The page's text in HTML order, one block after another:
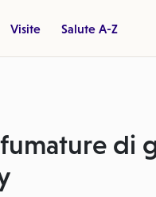
Visite Salute A-Z
di